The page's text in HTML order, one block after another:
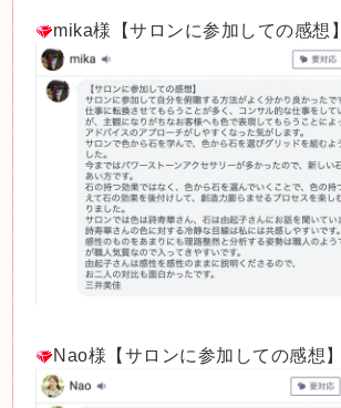
mika様【サロンに参加しての感想】
Nao様【サロンに参加しての感想】